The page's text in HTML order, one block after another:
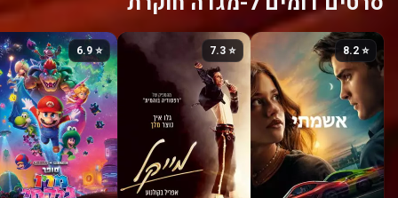
⭐ 8.2
⭐ 7.3
⭐ 6.9